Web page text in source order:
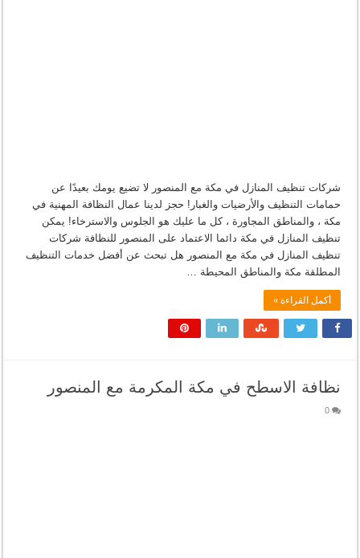
شركات تنظيف المنازل في مكة مع المنصور لا تضيع يومك بعيدًا عن
حمامات التنظيف والأرضيات والغبار! حجز لدينا عمال النظافة المهنية في
مكة ، والمناطق المجاورة ، كل ما عليك هو الجلوس والاسترخاء! يمكن
تنظيف المنازل في مكة دائما الاعتماد على المنصور للنظافة شركات
تنظيف المنازل في مكة مع المنصور هل تبحث عن أفضل خدمات التنظيف
المطلقة مكة والمناطق المحيطة …
أكمل القراءة »
نظافة الاسطح في مكة المكرمة مع المنصور
0